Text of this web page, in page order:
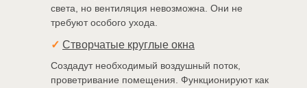
✓ Створчатые круглые окна
света, но вентиляция невозможна. Они не
требуют особого ухода.
Создадут необходимый воздушный поток,
проветривание помещения. Функционируют как